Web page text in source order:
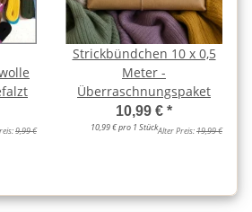
9,99 €
Strickbündchen 10 x 0,5
Meter -
Überraschnungspaket
10,99 € *
10,99 € pro 1 StückAlter Preis:19,99 €